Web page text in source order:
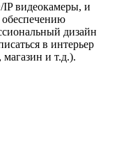
видеокамеры, и
дизайн
в интерьер
и т.д.).